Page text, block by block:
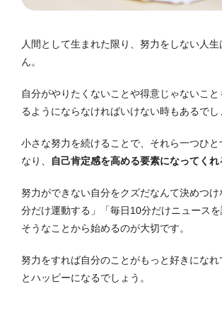
人間として生まれた限り、努力をしない人
ん。
自分がやりたくないことや得意じゃないこと
るようにならなければいけない時もあるでし
小さな努力を続けることで、それら一つひと
なり、
自己肯定感を高める要素になってくれ
努力ができない自分をクズだなんて決めつ
分だけ運動する」「毎日10分だけニュース
そうなことから始めるのが大切です。
努力をすれば自分のことがもっと好きになれ
とハッピーになるでしょう。